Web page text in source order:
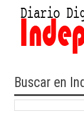
Buscar en